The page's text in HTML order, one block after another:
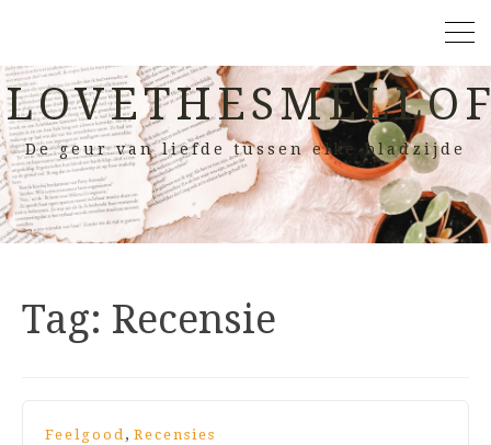
De geur van liefde tussen elke bladzijde
Tag: Recensie
Feelgood, Recensies